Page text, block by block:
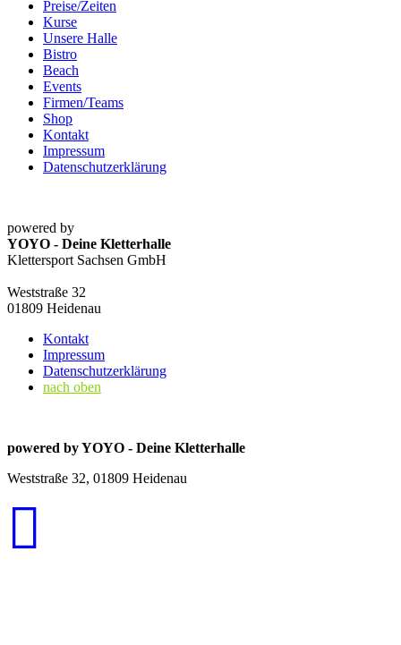
Preise/Zeiten
Kurse
Unsere Halle
Bistro
Beach
Events
Firmen/Teams
Shop
Kontakt
Impressum
Datenschutzerklärung
powered by
YOYO - Deine Kletterhalle
Klettersport Sachsen GmbH
Weststraße 32
01809 Heidenau
Kontakt
Impressum
Datenschutzerklärung
nach oben
powered by YOYO - Deine Kletterhalle
Weststraße 32, 01809 Heidenau